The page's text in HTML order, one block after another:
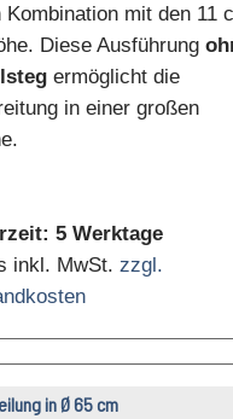
Kombination mit den 11
Diese Ausführung
ermöglicht die
in einer großen
5 Werktage
inkl. MwSt. zzgl.
in Ø 65 cm